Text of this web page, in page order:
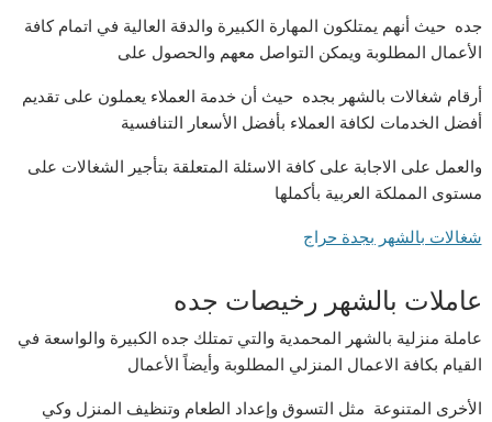
جده حيث أنهم يمتلكون المهارة الكبيرة والدقة العالية في اتمام كافة
الأعمال المطلوبة ويمكن التواصل معهم والحصول على
أرقام شغالات بالشهر بجده حيث أن خدمة العملاء يعملون على تقديم
أفضل الخدمات لكافة العملاء بأفضل الأسعار التنافسية
والعمل على الاجابة على كافة الاسئلة المتعلقة بتأجير الشغالات على
مستوى المملكة العربية بأكملها
شغالات بالشهر بجدة حراج
عاملات بالشهر رخيصات جده
عاملة منزلية بالشهر المحمدية والتي تمتلك جده الكبيرة والواسعة في
القيام بكافة الاعمال المنزلي المطلوبة وأيضاً الأعمال
الأخرى المتنوعة مثل التسوق وإعداد الطعام وتنظيف المنزل وكي